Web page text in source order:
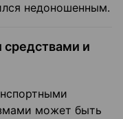
недоношенным.
и
может быть